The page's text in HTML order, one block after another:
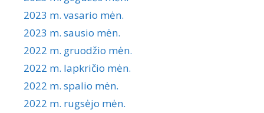
2023 m. vasario mėn.
2023 m. sausio mėn.
2022 m. gruodžio mėn.
2022 m. lapkričio mėn.
2022 m. spalio mėn.
2022 m. rugsėjo mėn.